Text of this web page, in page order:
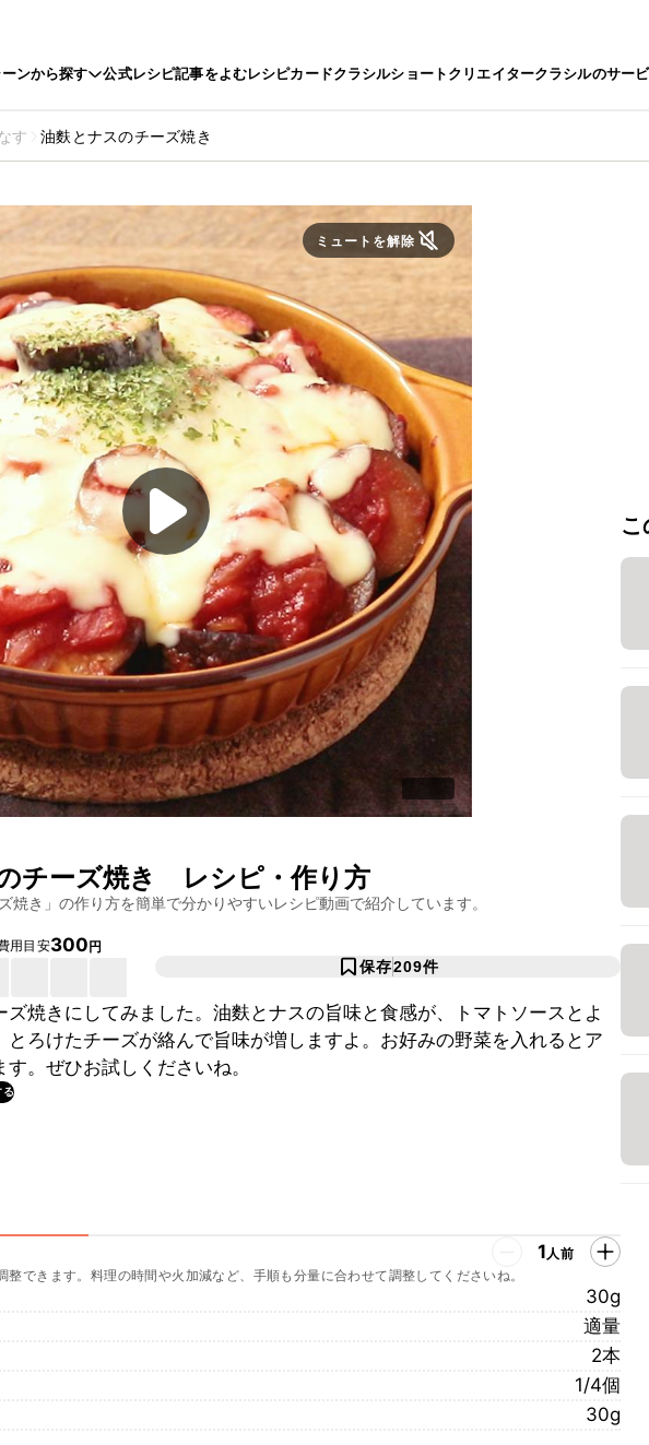
ンから探す 公式レシピ記事をよむレシピカードクラシルショートクリエイタークラシルのサー
す 油麩とナスのチーズ焼き
ミュートを解除
チーズ焼き レシピ・作り方
焼き 」の作り方を簡単で分かりやすいレシピ動画で紹介しています。
用目安300円
保存209件
ズ焼きにしてみました。油麩とナスの旨味と食感が、トマトソースとよ
とろけたチーズが絡んで旨味が増しますよ。お好みの野菜を入れるとア
。ぜひお試しくださいね。
る
1人前
整できます。料理の時間や火加減など、手順も分量に合わせて調整してくださいね。
30g
適量
2本
1/4個
30g